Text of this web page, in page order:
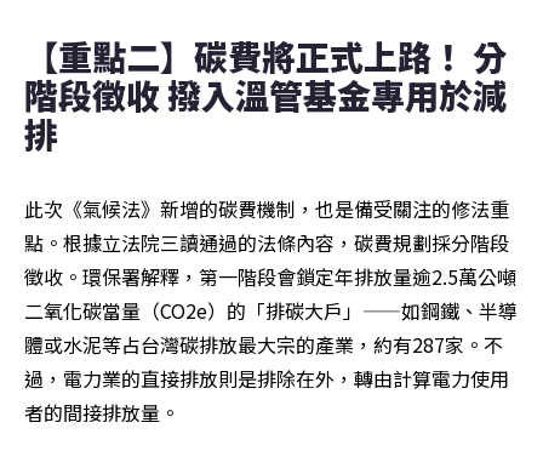
【重點二】碳費將正式上路！ 分
階段徵收 撥入溫管基金專用於減
排
此次《氣候法》新增的碳費機制，也是備受關注的修法重
點。根據立法院三讀通過的法條內容，碳費規劃採分階段
徵收。環保署解釋，第一階段會鎖定年排放量逾2.5萬公噸
二氧化碳當量（CO2e）的「排碳大戶」——如鋼鐵、半導
體或水泥等占台灣碳排放最大宗的產業，約有287家。不
過，電力業的直接排放則是排除在外，轉由計算電力使用
者的間接排放量。